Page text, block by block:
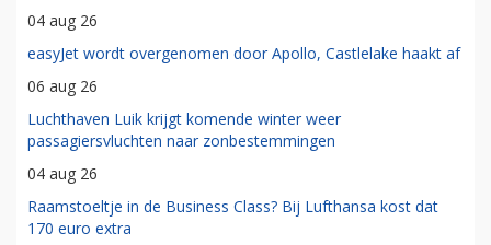
04 aug 26
easyJet wordt overgenomen door Apollo, Castlelake haakt af
06 aug 26
Luchthaven Luik krijgt komende winter weer
passagiersvluchten naar zonbestemmingen
04 aug 26
Raamstoeltje in de Business Class? Bij Lufthansa kost dat
170 euro extra